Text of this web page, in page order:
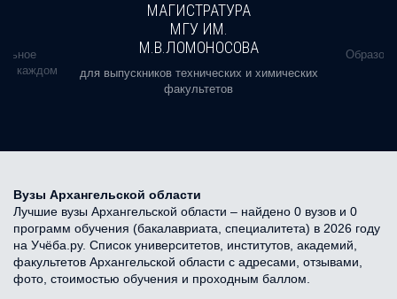
в каждом
МАГИСТРАТУРА
МГУ ИМ.
М.В.ЛОМОНОСОВА
для выпускников технических и химических
факультетов
Вузы Архангельской области
Лучшие вузы Архангельской области – найдено 0 вузов и 0
программ обучения (бакалавриата, специалитета) в 2026 году
на Учёба.ру. Список университетов, институтов, академий,
факультетов Архангельской области с адресами, отзывами,
фото, стоимостью обучения и проходным баллом.